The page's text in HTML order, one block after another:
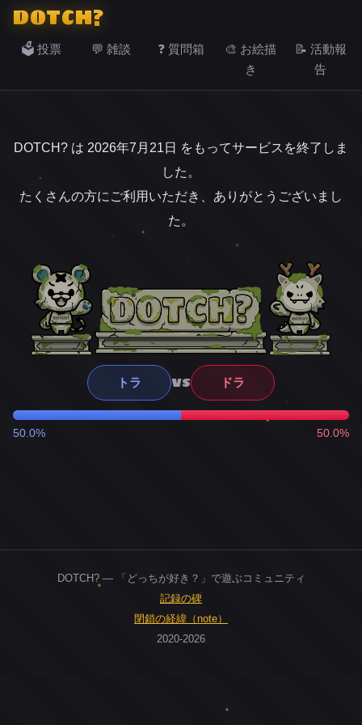
DOTCH?
🗳️ 投票 💬 雑談 ❓ 質問箱
🎨 お絵描
き
📝 活動報
告
DOTCH? は 2026年7月21日 をもってサービスを終了しま
した。
たくさんの方にご利用いただき、ありがとうございまし
た。
トラ VS ドラ
50.0% 50.0%
DOTCH? — 「どっちが好き？」で遊ぶコミュニティ
記録の碑
閉鎖の経緯（note）
2020-2026